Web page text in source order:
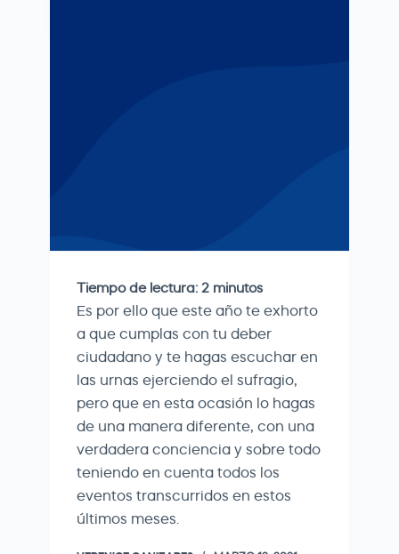
Tiempo de lectura: 2 minutos
Es por ello que este año te exhorto
a que cumplas con tu deber
ciudadano y te hagas escuchar en
las urnas ejerciendo el sufragio,
pero que en esta ocasión lo hagas
de una manera diferente, con una
verdadera conciencia y sobre todo
teniendo en cuenta todos los
eventos transcurridos en estos
últimos meses.